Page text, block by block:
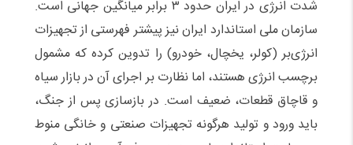
شدت انرژی در ایران حدود ۳ برابر میانگین جهانی است.
سازمان ملی استاندارد ایران نیز پیشتر فهرستی از تجهیزات
انرژی‌بر (کولر، یخچال، خودرو) را تدوین کرده که مشمول
برچسب انرژی هستند، اما نظارت بر اجرای آن در بازار سیاه
و قاچاق قطعات، ضعیف است. در بازسازی پس از جنگ،
باید ورود و تولید هرگونه تجهیزات صنعتی و خانگی منوط